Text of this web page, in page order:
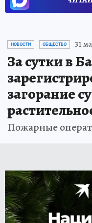
НОВОСТИ ОБЩЕСТВО 31
За сутки в
загорание
Пожарные